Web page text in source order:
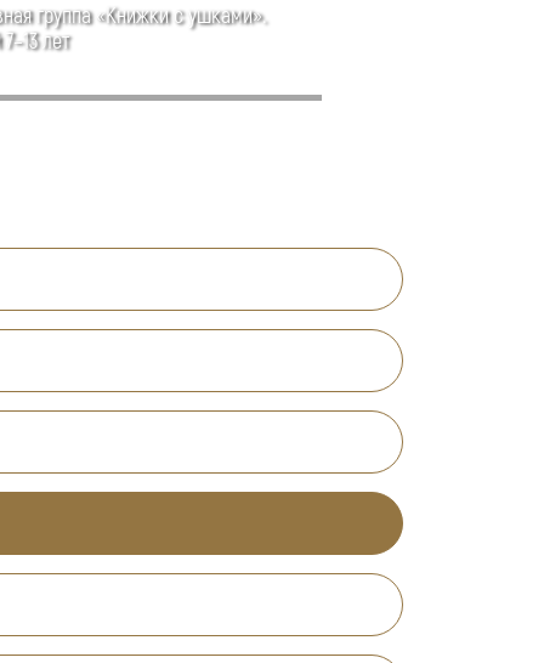
группа «Книжки с ушками».
лет